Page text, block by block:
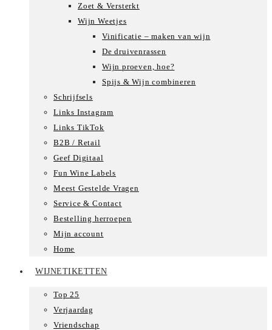
Zoet & Versterkt
Wijn Weetjes
Vinificatie – maken van wijn
De druivenrassen
Wijn proeven, hoe?
Spijs & Wijn combineren
Schrijfsels
Links Instagram
Links TikTok
B2B / Retail
Geef Digitaal
Fun Wine Labels
Meest Gestelde Vragen
Service & Contact
Bestelling herroepen
Mijn account
Home
WIJNETIKETTEN
Top 25
Verjaardag
Vriendschap